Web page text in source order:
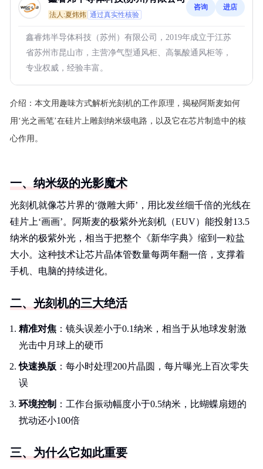
法人:夏炜炜 通过真实性核验
咨询 进店
鑫睿炜半导体科技（苏州）有限公司，2019年成立于江苏
省苏州市昆山市，主营净气型通风柜、高氯酸通风柜等，
专业权威，经验丰富。
介绍： 本文用趣味方式解析光刻机的工作原理，揭秘阿斯麦如何
用‘光之画笔’在硅片上雕刻纳米级电路，以及它在芯片制造中的核
心作用。
一、纳米级的光影魔术
光刻机就像芯片界的‘微雕大师’，用比发丝细千倍的光线在
硅片上‘画画’。阿斯麦的极紫外光刻机（EUV）能投射13.5
纳米的极紫外光，相当于把整个《新华字典》缩到一粒盐
大小。这种技术让芯片晶体管数量每两年翻一倍，支撑着
手机、电脑的持续进化。
二、光刻机的三大绝活
精准对焦 ：镜头误差小于0.1纳米，相当于从地球发射激
光击中月球上的硬币
快速换版 ：每小时处理200片晶圆，每片曝光上百次零失
误
环境控制 ：工作台振动幅度小于0.5纳米，比蝴蝶扇翅的
扰动还小100倍
三、为什么它如此重要